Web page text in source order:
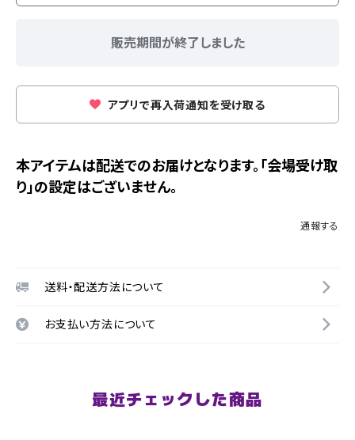
販売期間が終了しました
アプリで再入荷通知を受け取る
本アイテムは配送でのお届けとなります。「会場受け取
り」の設定はございません。
通報する
送料・配送方法について
お支払い方法について
最近チェックした商品